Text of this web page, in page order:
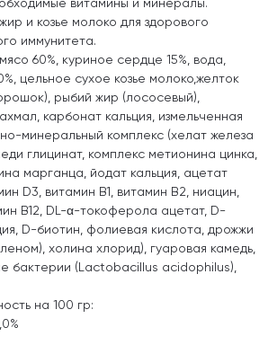
и козье молоко для здорового
иммунитета.
60%, куриное сердце 15%, вода,
цельное сухое козье молоко,желток
рыбий жир (лососевый),
карбонат кальция, измельченная
минеральный комплекс (хелат железа
глицинат, комплекс метионина цинка,
марганца, йодат кальция, ацетат
D3, витамин В1, витамин В2, ниацин,
В12, DL-α-токоферола ацетат, D-
D-биотин, фолиевая кислота, дрожжи
холина хлорид), гуаровая камедь,
бактерии (Lactobacillus acidophilus),
на 100 гр: